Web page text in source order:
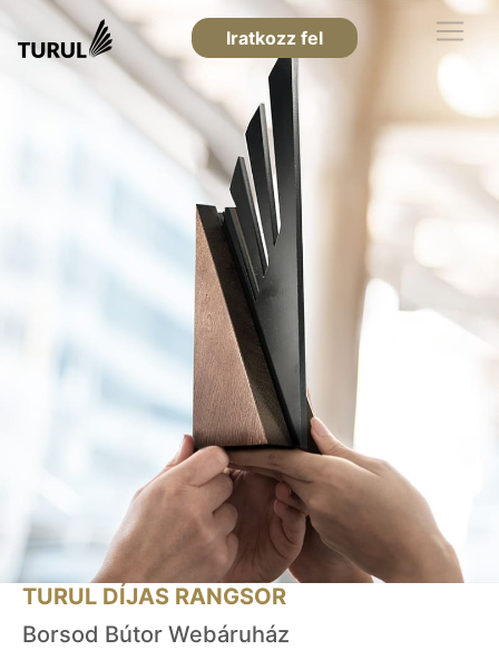
Iratkozz fel
TURUL DÍJAS RANGSOR
Borsod Bútor Webáruház